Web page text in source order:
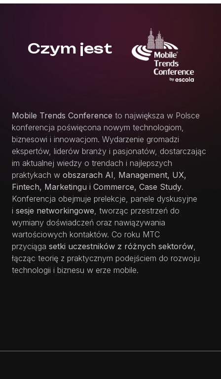
Czym jest
Mobile Trends Conference to największa w Polsce
konferencja poświęcona nowym technologiom,
biznesowi i innowacjom. Wydarzenie gromadzi
ekspertów, liderów branży i pasjonatów, dostarczając
im aktualnej wiedzy o trendach i najlepszych
praktykach w obszarach AI, Management, UX,
Fintech, Marketingu i Commerce, Case Study.
Konferencja obejmuje prelekcje, panele dyskusyjne
i sesje networkingowe, tworząc przestrzeń do
wymiany doświadczeń oraz nawiązywania
wartościowych kontaktów. Co roku MTC
przyciąga setki uczestników z różnych sektorów,
łącząc teorię z praktycznym podejściem do rozwoju
technologii i biznesu w erze mobile.